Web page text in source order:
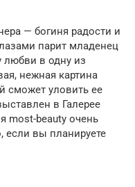
— богиня радости и
парит младенец
любви в одну из
нежная картина
сможет уловить ее
в Галерее
most-beauty очень
если вы планируете